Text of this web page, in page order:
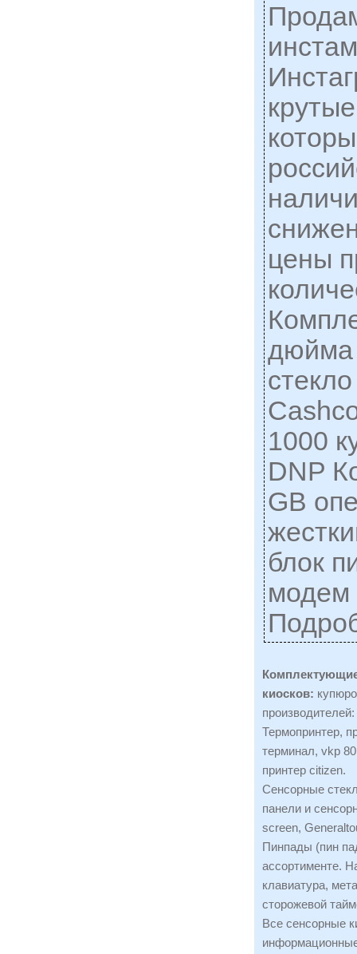
цены
дюйма
1000
DNP
GB
блок
модем
киосков:
Термопринтер,
терминал, vkp
принтер citizen.
Сенсорные
панели и
screen,
Пинпады (пин
ассортименте.
клавиатура,
сторожевой
Все сенсорные